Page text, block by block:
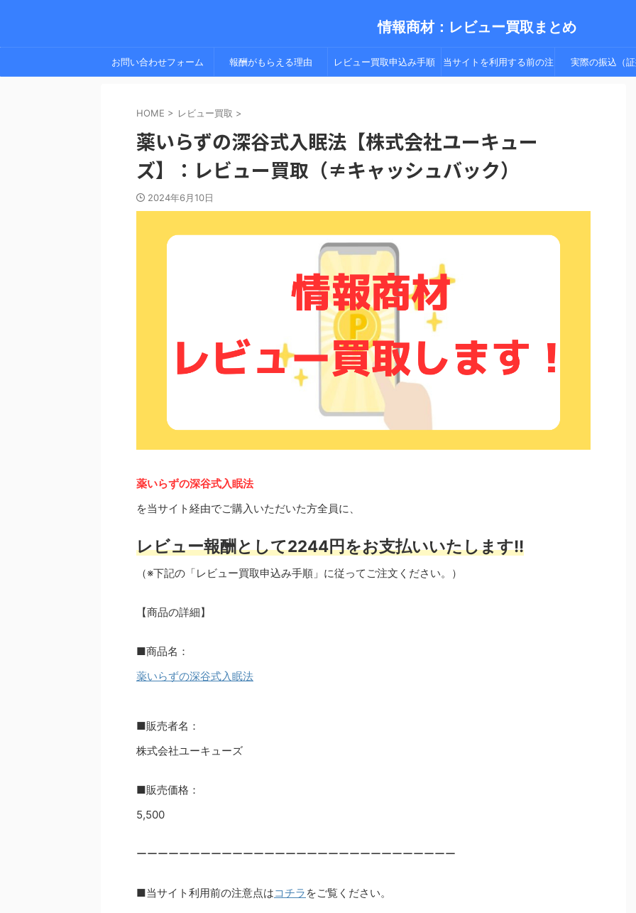
情報商材：レビュー買取まとめ
お問い合わせフォーム 報酬がもらえる理由 レビュー買取申込み手順 当サイトを利用する前の注 実際の振込（証
HOME > レビュー買取 >
薬いらずの深谷式入眠法【株式会社ユーキュー
ズ】：レビュー買取（≠キャッシュバック）
2024年6月10日
薬いらずの深谷式入眠法
を当サイト経由でご購入いただいた方全員に、
レビュー報酬として2244円をお支払いいたします!!
（※下記の「レビュー買取申込み手順」に従ってご注文ください。）
【商品の詳細】
■商品名：
薬いらずの深谷式入眠法
■販売者名：
株式会社ユーキューズ
■販売価格：
5,500
ーーーーーーーーーーーーーーーーーーーーーーーーーーーーーー
■当サイト利用前の注意点はコチラ をご覧ください。